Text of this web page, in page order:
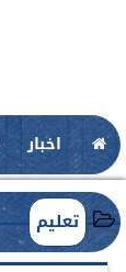
اخبار
تعليم